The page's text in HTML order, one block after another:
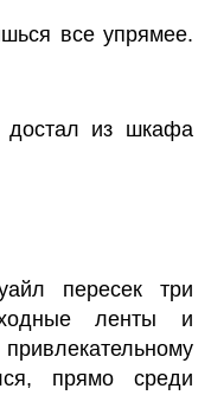
все упрямее.
из шкафа
пересек три
ленты и
прямо среди